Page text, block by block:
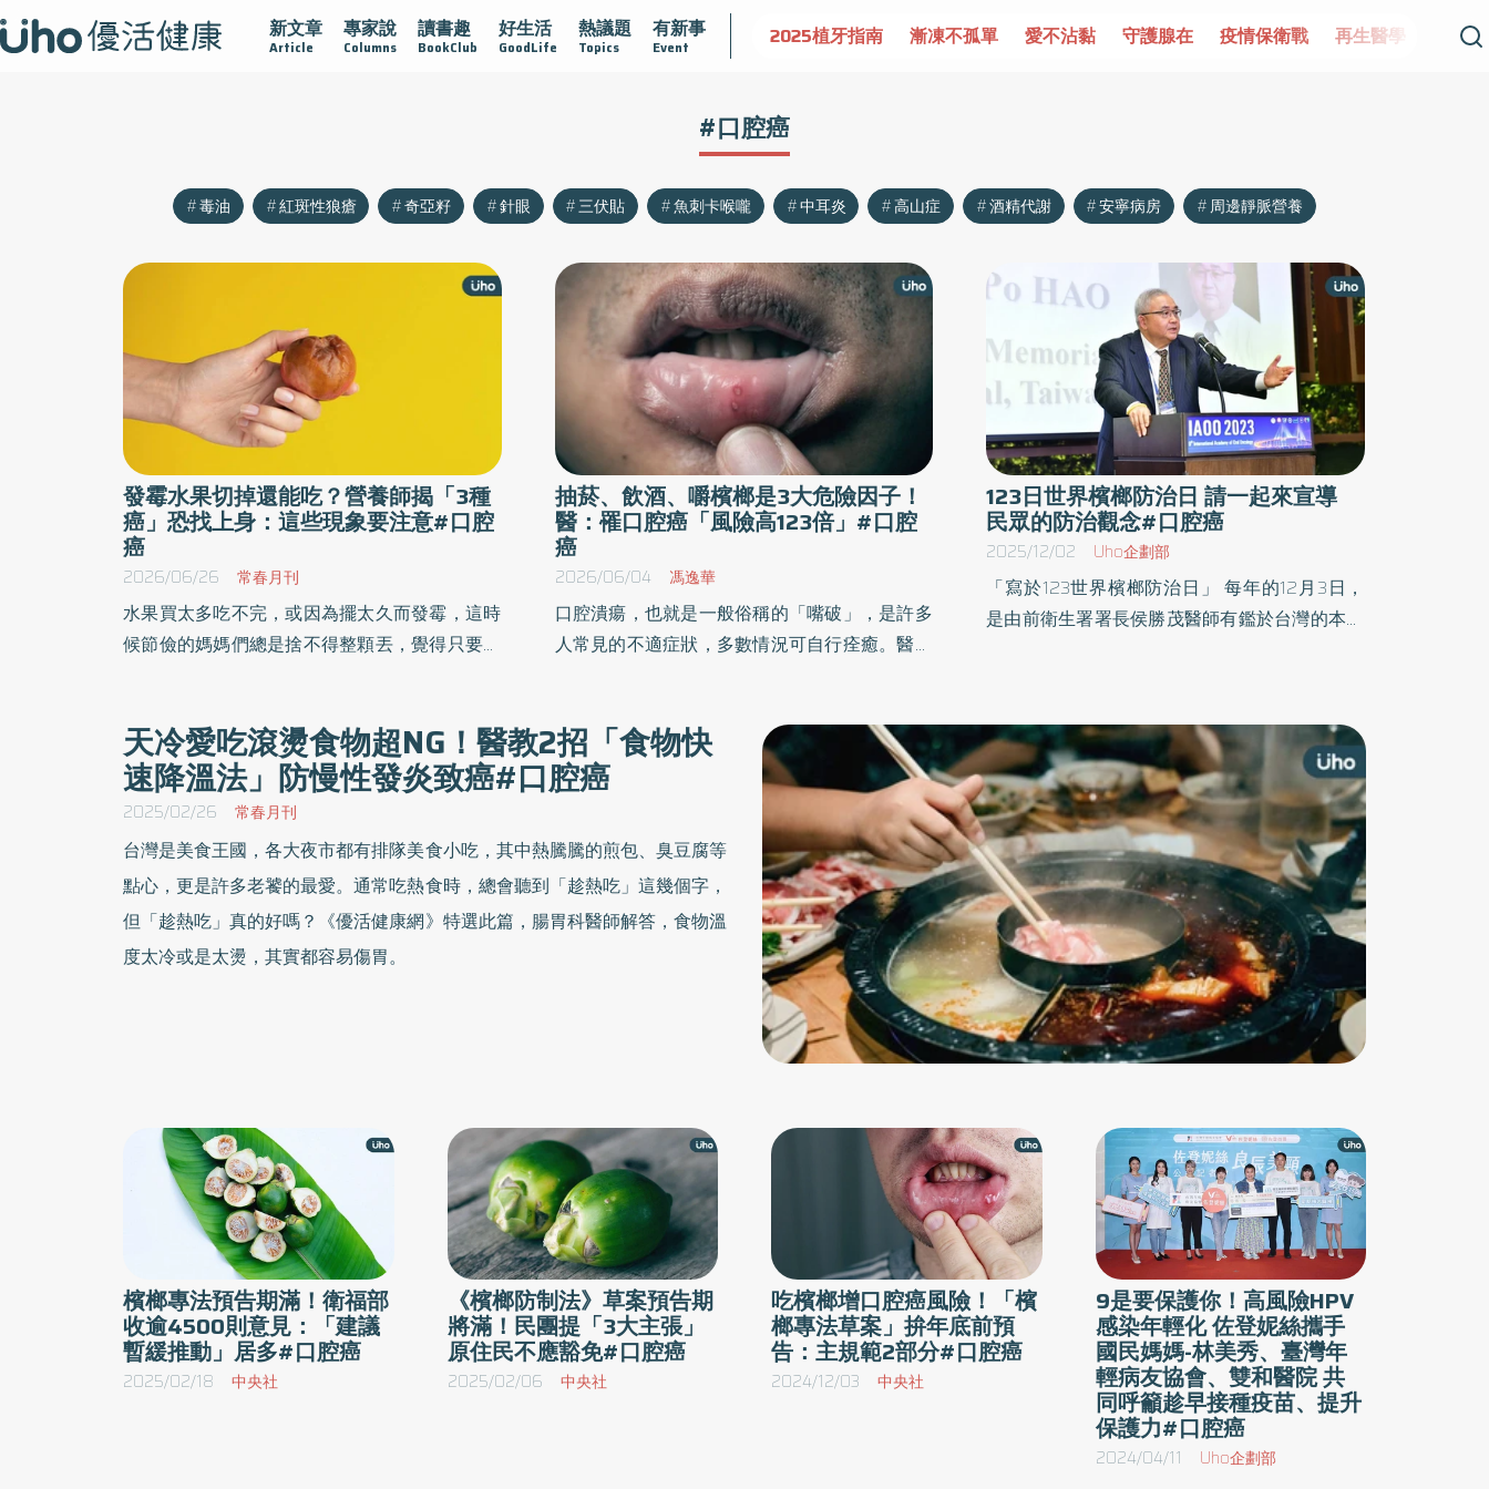
新文章
Article
專家說
Columns
讀書趣
BookClub
好生活
GoodLife
熱議題
Topics
有新事
Event
疫情保衛戰 再生醫學 愛的未來視 認識攝護腺肥大 守護骨骼健康 達文西手術專欄 2025植牙指南 漸凍不孤單 愛不沾黏 守護腺在 疫情保衛戰 再生醫學 愛的
#口腔癌
毒油 紅斑性狼瘡 奇亞籽 針眼 三伏貼 魚刺卡喉嚨 中耳炎 高山症 酒精代謝 安寧病房 周邊靜脈營養
發霉水果切掉還能吃？營養師揭「3種
癌」恐找上身：這些現象要注意#口腔
癌
2026/06/26 常春月刊
水果買太多吃不完，或因為擺太久而發霉，這時
候節儉的媽媽們總是捨不得整顆丟，覺得只要削
顆水果受到黴菌的污染，可能導致腸胃不適症
狀，長期吃不新鮮水果，更可能有致癌風險。
抽菸、飲酒、嚼檳榔是3大危險因子！
醫：罹口腔癌「風險高123倍」#口腔
癌
2026/06/04 馮逸華
口腔潰瘍，也就是一般俗稱的「嘴破」，是許多
人常見的不適症狀，多數情況可自行痊癒。醫師
慮是否有惡性病變的可能性，特別是口腔癌。口
腔癌長年位居台灣男性常見癌症前列，若能及早
發現、及早治療，可降低疾病對健康與家庭生活
123日世界檳榔防治日 請一起來宣導
民眾的防治觀念#口腔癌
2025/12/02 Uho企劃部
「寫於123世界檳榔防治日」 每年的12月3日，
是由前衛生署署長侯勝茂醫師有鑑於台灣的本土
世界檳榔防治日」。 其旨在提高大眾對嚼食檳榔
的健康風險認知，並鼓勵民眾拒絕檳榔、定期進
行口腔癌篩檢。 檳榔的危險性 • 一級致癌物：國
際癌症研究總署已將檳榔列為一級致癌物，長期
嚼食可能導致口腔癌，不論是否添加其他配料。
• 高風險因子：約有九成的口腔癌患者有嚼食檳
榔的習慣。 • 多種癌症風險：嚼食檳榔可能增加
罹患口腔癌、咽癌、食道癌、肝膽癌及肺癌的機
率。 • 其他副作用：長期嚼食會導致口腔黏膜纖
維化，使嘴巴張不大，並可能引起牙周病變。 檳
榔防治日 • 目的：呼籲民眾拒絕檳榔，並鼓勵定
檳榔（含已戒）者，每2年可接受免費的口腔黏
膜檢查。嚼檳榔（含已戒）的原住民可提前至18
歲開始。 • 篩檢方式：攜帶健保卡至健保特約的
牙科或耳鼻喉科醫療院所即可接受免費口腔檢查
篩檢。 台灣曾是全世界在男性口腔癌標準化罹癌
機率排名上的第一名，而且口腔癌在台灣更是男
性罹癌機率位居第四名的殺手。 台灣每年有1萬1
千人 因嚼檳榔而導致口腔癌 及食道癌，且死亡
近6千人 。台灣的健保支出，在這兩項癌症更達
140億，可謂驚人。 但近年來台灣在產、官、學
各界攜手努力下，已在檳榔口腔癌的防治上，獲
天冷愛吃滾燙食物超NG！醫教2招「食物快
速降溫法」防慢性發炎致癌#口腔癌
2025/02/26 常春月刊
台灣是美食王國，各大夜市都有排隊美食小吃，其中熱騰騰的煎包、臭豆腐等
點心，更是許多老饕的最愛。通常吃熱食時，總會聽到「趁熱吃」這幾個字，
但「趁熱吃」真的好嗎？《優活健康網》特選此篇，腸胃科醫師解答，食物溫
度太冷或是太燙，其實都容易傷胃。
檳榔專法預告期滿！衛福部
收逾4500則意見：「建議
暫緩推動」居多#口腔癌
2025/02/18 中央社
《檳榔防制法》草案預告期
將滿！民團提「3大主張」
原住民不應豁免#口腔癌
2025/02/06 中央社
吃檳榔增口腔癌風險！「檳
榔專法草案」拚年底前預
告：主規範2部分#口腔癌
2024/12/03 中央社
9是要保護你！高風險HPV
感染年輕化 佐登妮絲攜手
國民媽媽-林美秀、臺灣年
輕病友協會、雙和醫院 共
同呼籲趁早接種疫苗、提升
保護力#口腔癌
2024/04/11 Uho企劃部